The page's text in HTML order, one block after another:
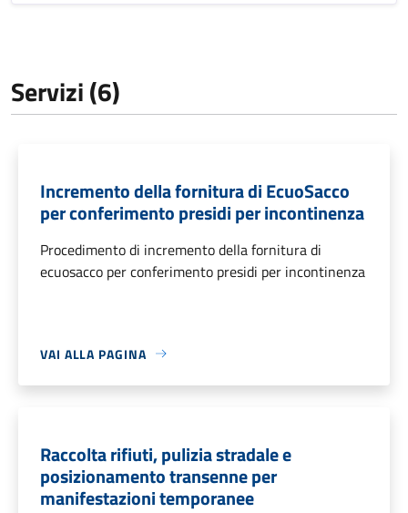
Servizi (6)
Incremento della fornitura di EcuoSacco
per conferimento presidi per incontinenza
Procedimento di incremento della fornitura di
ecuosacco per conferimento presidi per incontinenza
VAI ALLA PAGINA
Raccolta rifiuti, pulizia stradale e
posizionamento transenne per
manifestazioni temporanee